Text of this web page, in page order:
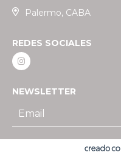
Palermo, CABA
REDES SOCIALES
NEWSLETTER